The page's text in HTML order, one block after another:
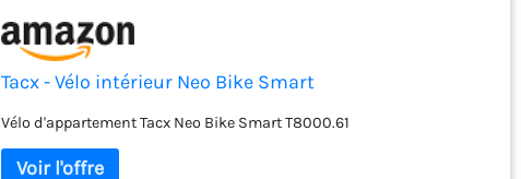
Tacx - Vélo intérieur Neo Bike Smart
Vélo d'appartement Tacx Neo Bike Smart T8000.61